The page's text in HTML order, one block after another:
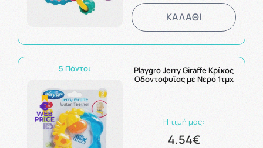
ΚΑΛΑΘΙ
5 Πόντοι
Playgro Jerry Giraffe Κρίκος
Οδοντοφυϊας με Νερό 1τμχ
Η τιμή μας:
4.54€